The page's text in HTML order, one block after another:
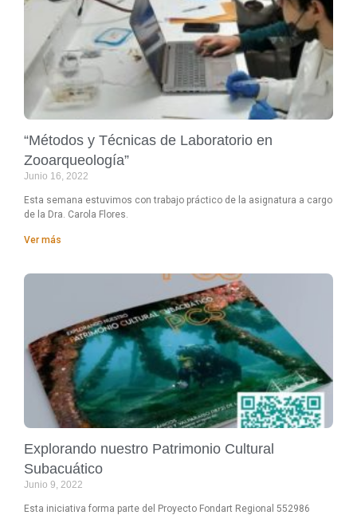
“Métodos y Técnicas de Laboratorio en
Zooarqueología”
Junio 16, 2022
Esta semana estuvimos con trabajo práctico de la asignatura a cargo
de la Dra. Carola Flores.
Ver más
Explorando nuestro Patrimonio Cultural
Subacuático
Junio 9, 2022
Esta iniciativa forma parte del Proyecto Fondart Regional 552986